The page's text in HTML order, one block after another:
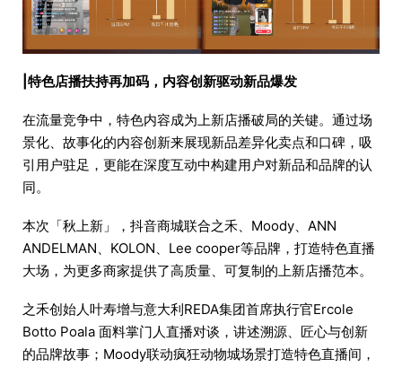
|特色店播扶持再加码，内容创新驱动新品爆发
在流量竞争中，特色内容成为上新店播破局的关键。通过场
景化、故事化的内容创新来展现新品差异化卖点和口碑，吸
引用户驻足，更能在深度互动中构建用户对新品和品牌的认
同。
本次「秋上新」，抖音商城联合之禾、Moody、ANN
ANDELMAN、KOLON、Lee cooper等品牌，打造特色直播
大场，为更多商家提供了高质量、可复制的上新店播范本。
之禾创始人叶寿增与意大利REDA集团首席执行官Ercole
Botto Poala 面料掌门人直播对谈，讲述溯源、匠心与创新
的品牌故事；Moody联动疯狂动物城场景打造特色直播间，